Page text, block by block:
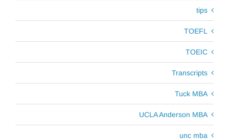
tips
TOEFL
TOEIC
Transcripts
Tuck MBA
UCLA Anderson MBA
unc mba